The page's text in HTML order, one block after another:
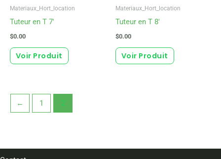
Materiaux_Hort_location
Tuteur en T 7′
$0.00
Voir Produit
Materiaux_Hort_location
Tuteur en T 8′
$0.00
Voir Produit
← 1 2